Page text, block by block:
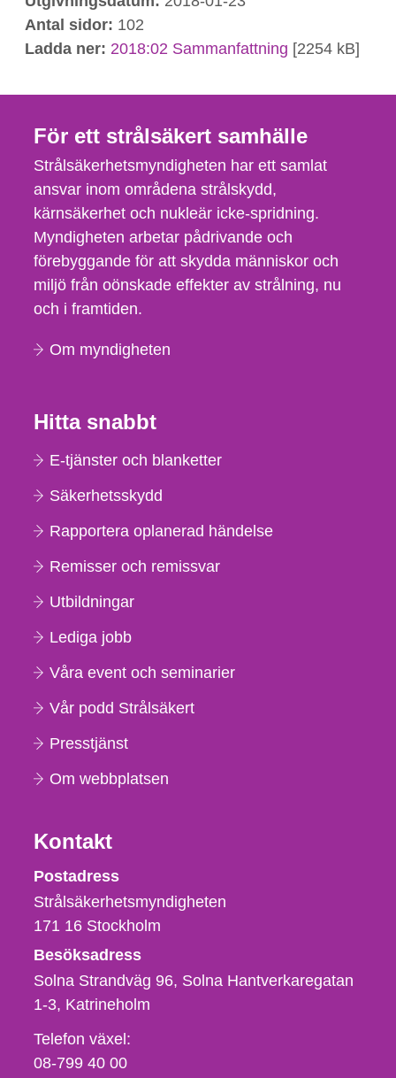
Antal sidor: 102
Ladda ner: 2018:02 Sammanfattning [2254 kB]
För ett strålsäkert samhälle
Strålsäkerhetsmyndigheten har ett samlat
ansvar inom områdena strålskydd,
kärnsäkerhet och nukleär icke-spridning.
Myndigheten arbetar pådrivande och
förebyggande för att skydda människor och
miljö från oönskade effekter av strålning, nu
och i framtiden.
Om myndigheten
Hitta snabbt
E-tjänster och blanketter
Säkerhetsskydd
Rapportera oplanerad händelse
Remisser och remissvar
Utbildningar
Lediga jobb
Våra event och seminarier
Vår podd Strålsäkert
Presstjänst
Om webbplatsen
Kontakt
Strålsäkerhetsmyndigheten
Postadress
Strålsäkerhetsmyndigheten
171 16 Stockholm
Besöksadress
Solna Strandväg 96, Solna Hantverkaregatan
1-3 Katrineholm
Telefon,
fax
Telefon växel:
08-799 40 00